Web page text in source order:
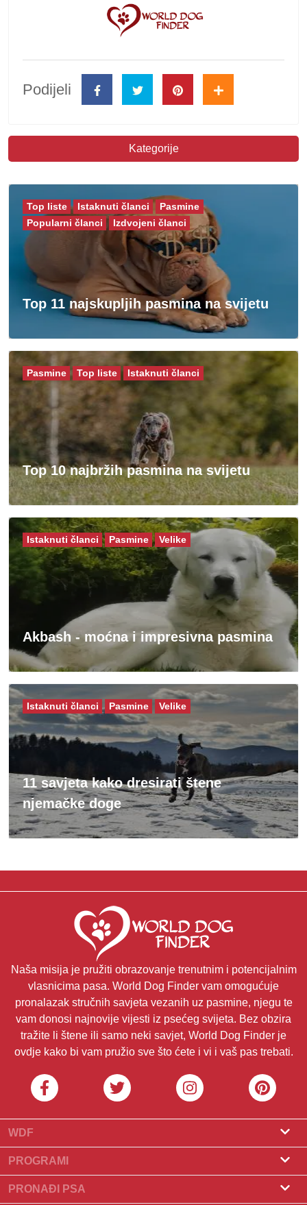
Podijeli
Kategorije
Top 11 najskupljih pasmina na svijetu
Top liste Istaknuti članci
Pasmine
Popularni članci
Izdvojeni članci
Top 10 najbržih pasmina na svijetu
Pasmine Top liste Istaknuti članci
Akbash - moćna i impresivna pasmina
Istaknuti članci Pasmine Velike
11 savjeta kako dresirati štene
njemačke doge
Istaknuti članci Pasmine Velike
Naša misija je pružiti obrazovanje trenutnim i potencijalnim
vlasnicima pasa. World Dog Finder vam omogućuje
pronalazak stručnih savjeta vezanih uz pasmine, njegu te
vam donosi najnovije vijesti iz psećeg svijeta. Bez obzira
tražite li štene ili samo neki savjet, World Dog Finder je
ovdje kako bi vam pružio sve što ćete i vi i vaš pas trebati.
WDF
O nama
Što je World Dog Finder
Koje saveze prihvaćamo?
PROGRAMI
Program za uzgajivače
PRONAĐI PSA